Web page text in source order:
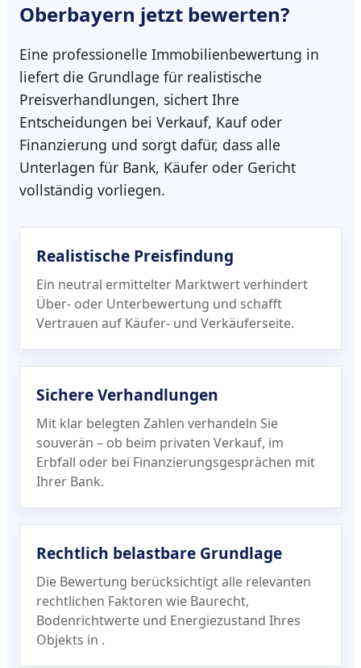
Oberbayern jetzt bewerten?
Eine professionelle Immobilienbewertung in
liefert die Grundlage für realistische
Preisverhandlungen, sichert Ihre
Entscheidungen bei Verkauf, Kauf oder
Finanzierung und sorgt dafür, dass alle
Unterlagen für Bank, Käufer oder Gericht
vollständig vorliegen.
Realistische Preisfindung
Ein neutral ermittelter Marktwert verhindert
Über- oder Unterbewertung und schafft
Vertrauen auf Käufer- und Verkäuferseite.
Sichere Verhandlungen
Mit klar belegten Zahlen verhandeln Sie
souverän – ob beim privaten Verkauf, im
Erbfall oder bei Finanzierungs­gesprächen mit
Ihrer Bank.
Rechtlich belastbare Grundlage
Die Bewertung berücksichtigt alle relevanten
rechtlichen Faktoren wie Baurecht,
Bodenrichtwerte und Energiezustand Ihres
Objekts in .